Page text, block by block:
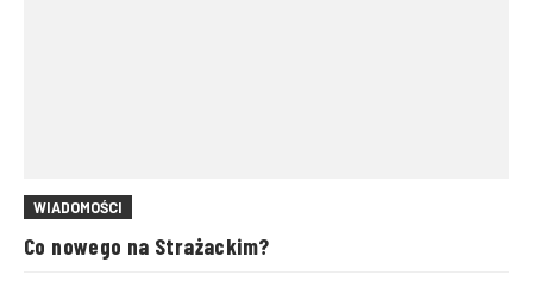
WIADOMOŚCI
Co nowego na Strażackim?